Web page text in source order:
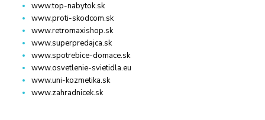
www.top-nabytok.sk
www.proti-skodcom.sk
www.retromaxishop.sk
www.superpredajca.sk
www.spotrebice-domace.sk
www.osvetlenie-svietidla.eu
www.uni-kozmetika.sk
www.zahradnicek.sk